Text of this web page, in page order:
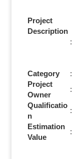
Project
Description
:
Category
:
Project
Owner
:
Qualificatio
n
:
Estimation
Value
: